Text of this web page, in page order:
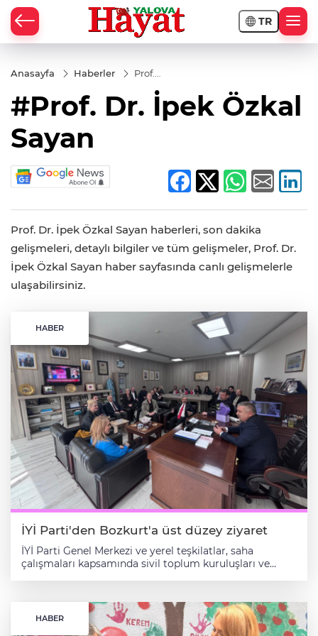
TR
Anasayfa Haberler
Prof.
Özkal
Sayan
#Prof. Dr. İpek Özkal
Sayan
Prof. Dr. İpek Özkal Sayan haberleri, son dakika
gelişmeleri, detaylı bilgiler ve tüm gelişmeler, Prof. Dr.
İpek Özkal Sayan haber sayfasında canlı gelişmelerle
ulaşabilirsiniz.
HABER
İYİ Parti'den Bozkurt'a üst düzey ziyaret
İYİ Parti Genel Merkezi ve yerel teşkilatlar, saha
çalışmaları kapsamında sivil toplum kuruluşları ve
temas gerçekleştiren İYİ Parti Sosyal Politikalardan
Sorumlu Genel Başkan Yardımcısı Prof. Dr. İpek Özkal
Sayan beraberinde; İYİ Parti Yalova İl Başkanı Osman
HABER